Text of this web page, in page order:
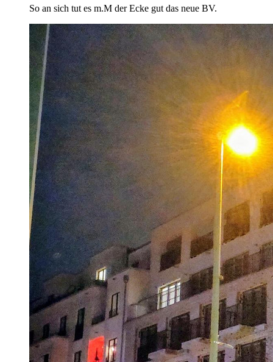
So an sich tut es m.M der Ecke gut das neue BV.